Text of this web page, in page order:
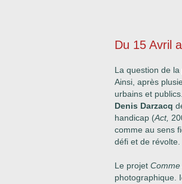
Du 15 Avril
La question de
Ainsi, après
urbains et publics.
Denis Darzacq
handicap (Act,
comme au sens
défi et de révolte.
Le projet
photographique.